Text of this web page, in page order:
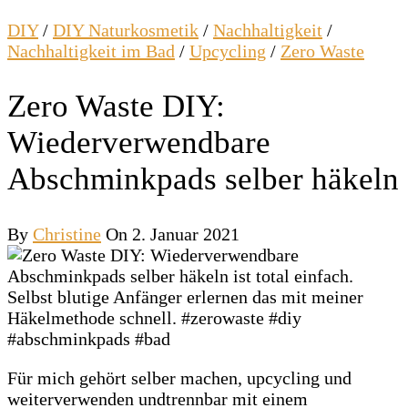
DIY/ DIY Naturkosmetik / Nachhaltigkeit /
Nachhaltigkeit im Bad / Upcycling / Zero Waste
Zero Waste DIY:
Wiederverwendbare
Abschminkpads selber häkeln
By Christine On 2. Januar 2021
Für mich gehört selber machen, upcycling und
weiterverwenden undtrennbar mit einem